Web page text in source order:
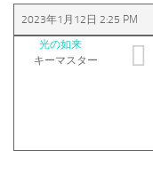
2023年1月12日 2:25 PM
光の如来
キーマスター